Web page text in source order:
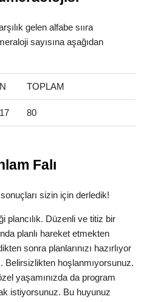
gelen alfabe sııra
sayısına aşağıdan
N TOPLAM
17 80
Falı
sizin için derledik!
plancılık. Düzenli ve titiz bir
planlı hareket etmekten
sonra planlarınızı hazırlıyor
Belirsizlikten hoşlanmıyorsunuz.
yaşamınızda da program
istiyorsunuz. Bu huyunuz